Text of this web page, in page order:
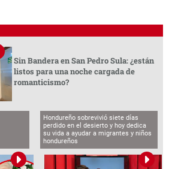
Sin Bandera en San Pedro Sula: ¿están
listos para una noche cargada de
romanticismo?
Hondureño sobrevivió siete días
perdido en el desierto y hoy dedica
su vida a ayudar a migrantes y niños
hondureños